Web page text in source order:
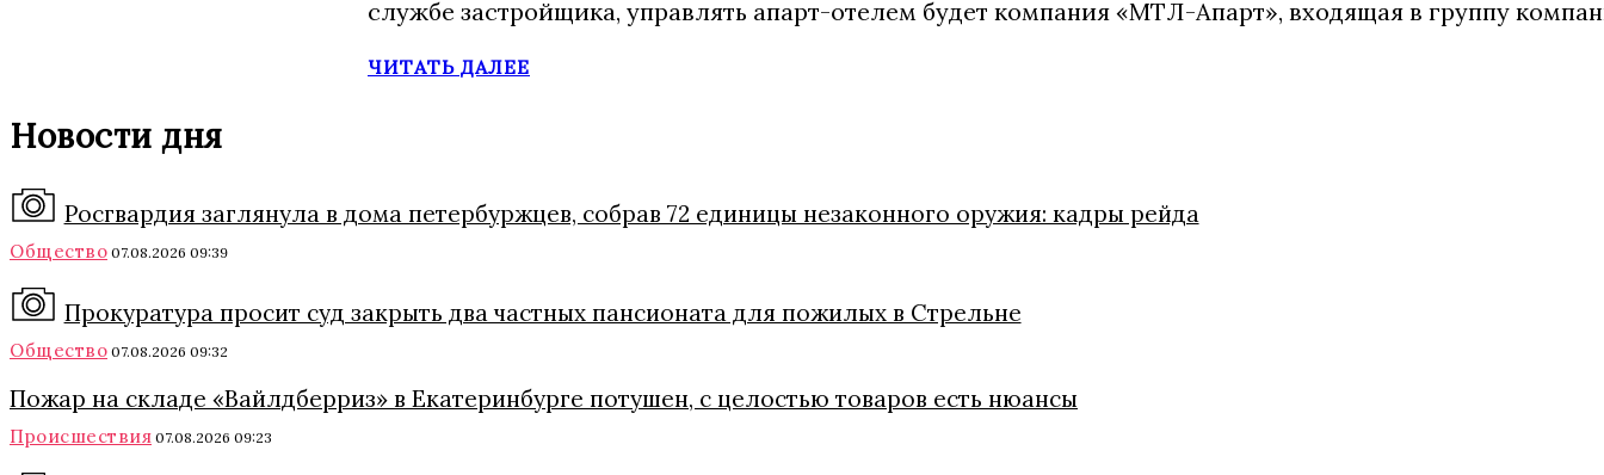
службе застройщика, управлять апарт-отелем будет компания «МТЛ-Апарт», входящая в группу
ЧИТАТЬ ДАЛЕЕ
Новости дня
Росгвардия заглянула в дома петербуржцев, собрав 72 единицы незаконного оружия: кадры рейда
Общество 07.08.2026 09:39
Прокуратура просит суд закрыть два частных пансионата для пожилых в Стрельне
Общество 07.08.2026 09:32
Пожар на складе «Вайлдберриз» в Екатеринбурге потушен, с целостью товаров есть нюансы
Происшествия 07.08.2026 09:23